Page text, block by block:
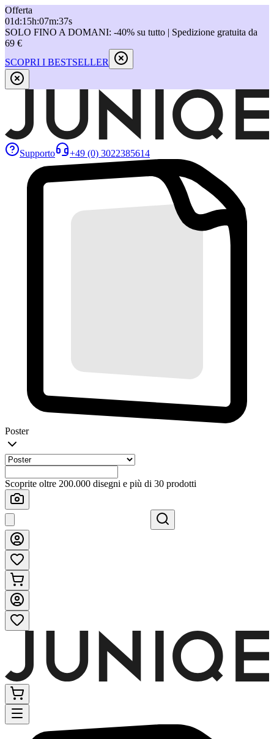
Offerta
01d:15h:07m:37s
SOLO FINO A DOMANI: -40% su tutto | Spedizione gratuita da
69 €
SCOPRI I BESTSELLER
Supporto +49 (0) 3022385614
Poster
Scoprite oltre 200.000 disegni e più di 30 prodotti